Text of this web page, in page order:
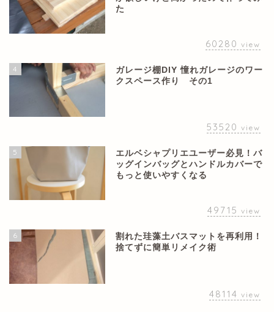
た
60280 view
4
ガレージ棚DIY 憧れガレージのワー
クスペース作り その1
53520 view
5
エルベシャプリエユーザー必見！バ
ッグインバッグとハンドルカバーで
もっと使いやすくなる
49715 view
6
割れた珪藻土バスマットを再利用！
捨てずに簡単リメイク術
48114 view